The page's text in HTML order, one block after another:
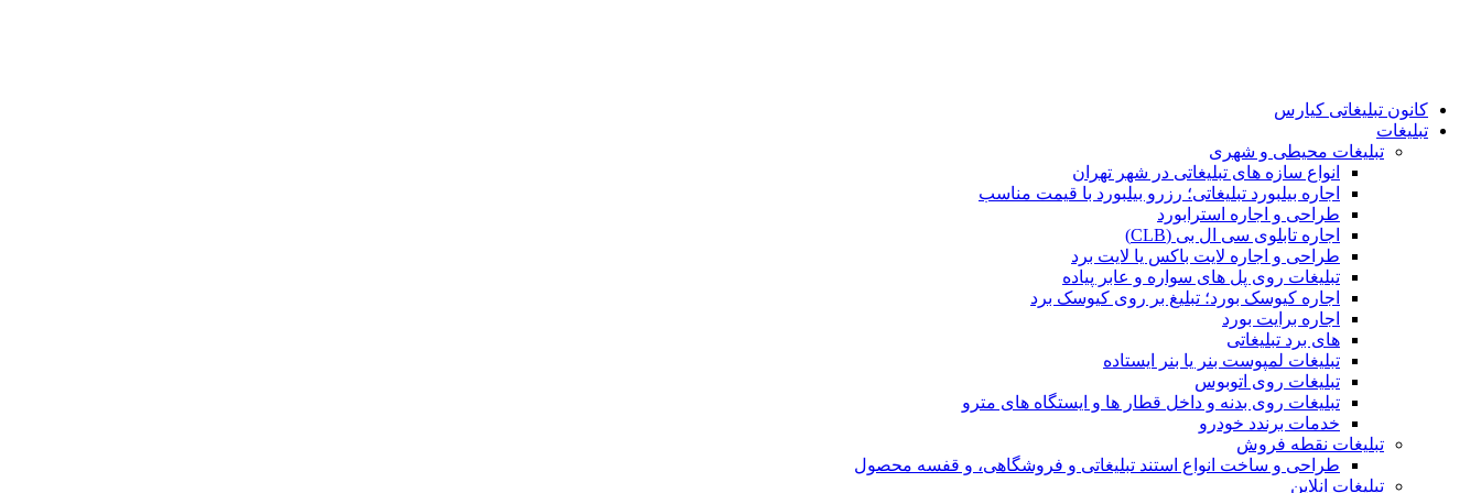
کانون تبلیغاتی کیارس
تبلیغات
تبلیغات محیطی و شهری
انواع سازه‌ های تبلیغاتی در شهر تهران
اجاره بیلبورد تبلیغاتی؛ رزرو بیلبورد با قیمت مناسب
طراحی و اجاره استرابورد
اجاره تابلوی سی ال بی (CLB)
طراحی و اجاره لایت باکس یا لایت برد
تبلیغات روی پل های سواره و عابر پیاده
اجاره کیوسک بورد؛ تبلیغ بر روی کیوسک برد
اجاره برایت بورد
های برد تبلیغاتی
تبلیغات لمپوست بنر یا بنر ایستاده
تبلیغات روی اتوبوس
تبلیغات روی بدنه و داخل قطار ها و ایستگاه های مترو
خدمات برندد خودرو
تبلیغات نقطه فروش
طراحی و ساخت انواع استند تبلیغاتی و فروشگاهی، و قفسه محصول
تبلیغات انلاین